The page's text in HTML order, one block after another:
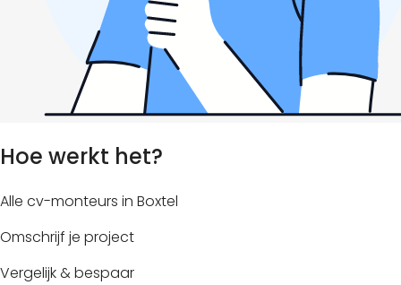
Hoe werkt het?
Alle cv-monteurs in Boxtel
Omschrijf je project
Vergelijk & bespaar